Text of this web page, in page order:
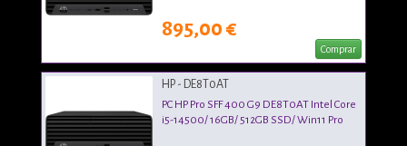
895,00 €
Comprar
HP - DE8T0AT
PC HP Pro SFF 400 G9 DE8T0AT Intel Core
i5-14500/ 16GB/ 512GB SSD/ Win11 Pro